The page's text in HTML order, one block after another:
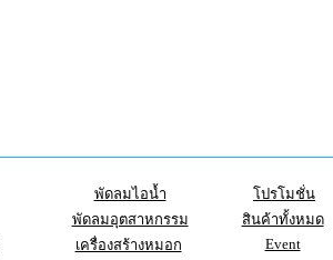
พัดลมไอน้ำ โปรโมชั่น
พัดลมอุตสาหกรรม สินค้าทั้งหมด
เครื่องสร้างหมอก Event